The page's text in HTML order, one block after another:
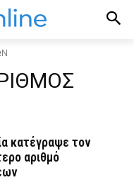
κατέγραψε τον
αριθμό